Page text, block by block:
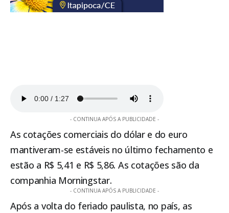
- CONTINUA APÓS A PUBLICIDADE -
As cotações comerciais do dólar e do euro
mantiveram-se estáveis no último fechamento e
estão a R$ 5,41 e R$ 5,86. As cotações são da
companhia Morningstar.
- CONTINUA APÓS A PUBLICIDADE -
Após a volta do feriado paulista, no país, as